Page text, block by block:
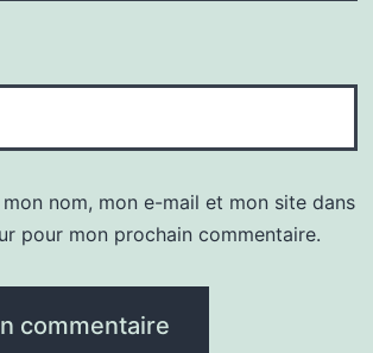
nom, mon e-mail et mon site dans
pour mon prochain commentaire.